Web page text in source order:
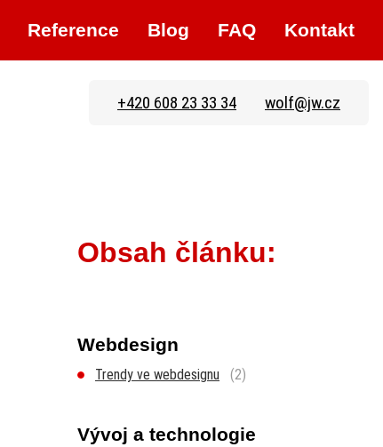
Reference Blog FAQ Kontakt
+420 608 23 33 34 wolf@jw.cz
Obsah článku:
Webdesign
Trendy ve webdesignu (2)
Vývoj a technologie